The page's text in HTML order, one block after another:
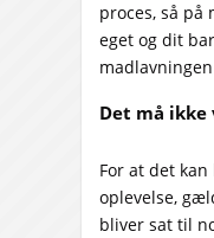
proces, så
eget og dit
Det må
For at det
oplevelse,
bliver sat til